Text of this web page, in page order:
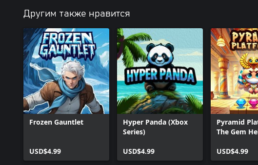
Другим также нравится
Frozen Gauntlet
USD$4.99
Hyper Panda (Xbox
Series)
USD$4.99
Pyramid
The Gem
USD$4.99